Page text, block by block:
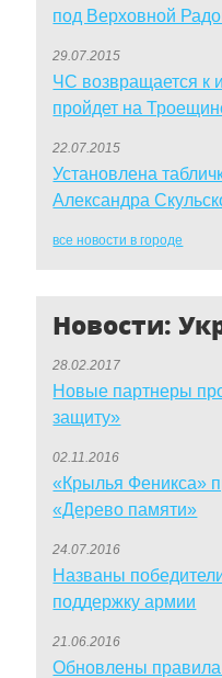
под Верховной
29.07.2015
ЧС возвращается к
пройдет на
22.07.2015
Установлена
Александра
все новости в городе
Новости:
28.02.2017
Новые партнеры
защиту»
02.11.2016
«Крылья Феникса»
«Дерево памяти»
24.07.2016
Названы
поддержку армии
21.06.2016
Обновлены правила